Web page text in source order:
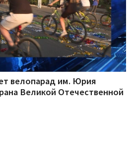
велопарад им. Юрия
Великой Отечественной